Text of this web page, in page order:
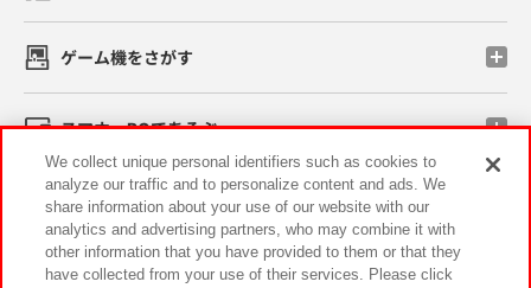
ゲーム機をさがす
スマホ・PCであそぶ
イベント・キャンペーン
We collect unique personal identifiers such as cookies to
analyze our traffic and to personalize content and ads. We
share information about your use of our website with our
analytics and advertising partners, who may combine it with
other information that you have provided to them or that they
have collected from your use of their services. Please click